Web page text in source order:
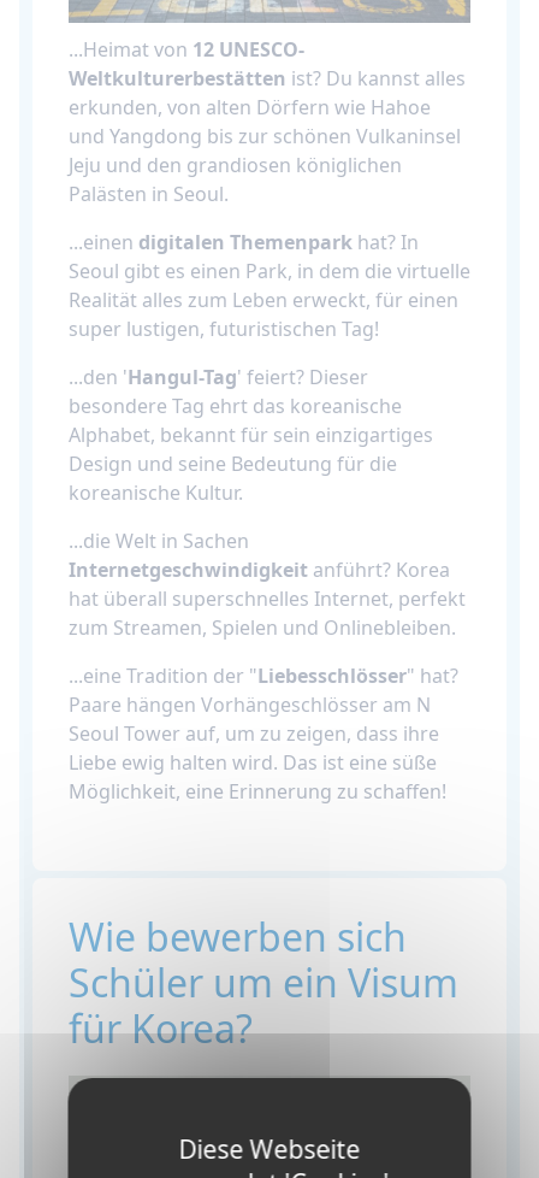
...Heimat von 12 UNESCO-
Weltkulturerbestätten ist? Du kannst alles
erkunden, von alten Dörfern wie Hahoe
und Yangdong bis zur schönen Vulkaninsel
Jeju und den grandiosen königlichen
Palästen in Seoul.
...einen digitalen Themenpark hat? In
Seoul gibt es einen Park, in dem die virtuelle
Realität alles zum Leben erweckt, für einen
super lustigen, futuristischen Tag!
...den 'Hangul-Tag' feiert? Dieser
besondere Tag ehrt das koreanische
Alphabet, bekannt für sein einzigartiges
Design und seine Bedeutung für die
koreanische Kultur.
...die Welt in Sachen
Internetgeschwindigkeit anführt? Korea
hat überall superschnelles Internet, perfekt
zum Streamen, Spielen und Onlinebleiben.
...eine Tradition der "Liebesschlösser" hat?
Paare hängen Vorhängeschlösser am N
Seoul Tower auf, um zu zeigen, dass ihre
Liebe ewig halten wird. Das ist eine süße
Möglichkeit, eine Erinnerung zu schaffen!
Wie bewerben sich
Schüler um ein Visum
für Korea?
Diese Webseite